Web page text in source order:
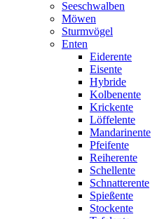
Seeschwalben
Möwen
Sturmvögel
Enten
Eiderente
Eisente
Hybride
Kolbenente
Krickente
Löffelente
Mandarinente
Pfeifente
Reiherente
Schellente
Schnatterente
Spießente
Stockente